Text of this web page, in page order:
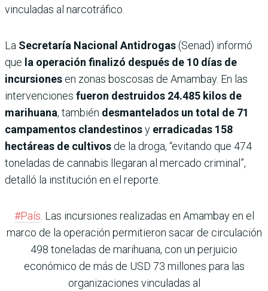
vinculadas al narcotráfico.
La Secretaría Nacional Antidrogas(Senad) informó
que la operación finalizó después de 10 días de
incursiones en zonas boscosas de Amambay. En las
intervenciones fueron destruidos 24.485 kilos de
marihuana, también desmantelados un total de 71
campamentos clandestinosy erradicadas 158
hectáreas de cultivos de la droga, “evitando que 474
toneladas de cannabis llegaran al mercado criminal”,
detalló la institución en el reporte.
#País . Las incursiones realizadas en Amambay en el
marco de la operación permitieron sacar de circulación
498 toneladas de marihuana, con un perjuicio
económico de más de USD 73 millones para las
organizaciones vinculadas al